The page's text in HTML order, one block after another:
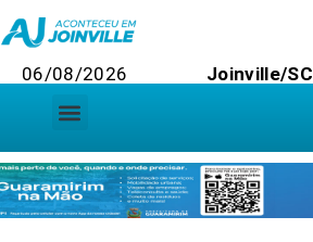
06/08/2026 Joinville/SC